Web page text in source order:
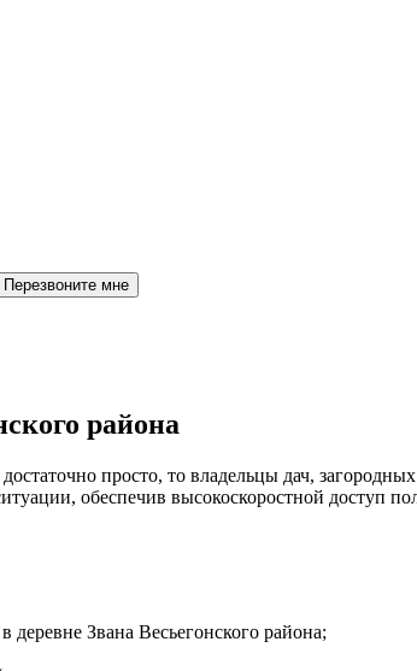
Перезвоните мне
района
просто, то владельцы дач,
обеспечив высокоскоростной доступ
деревне Звана Весьегонского района;